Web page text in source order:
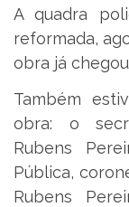
A quadra
reformada,
obra já
Também
obra: o
Rubens
Pública,
Rubens